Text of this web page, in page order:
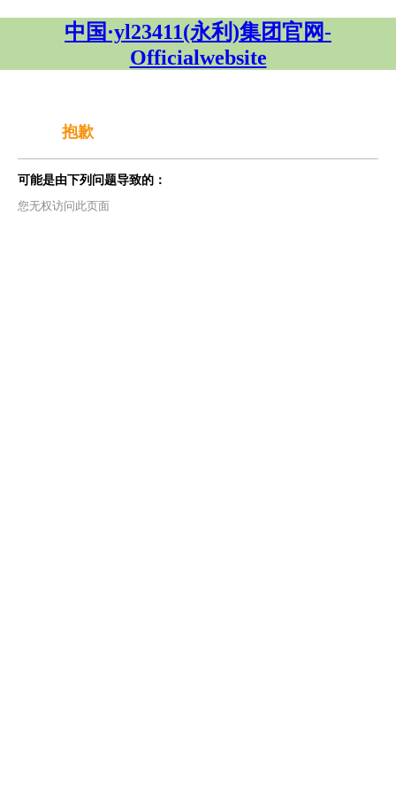
中国·yl23411(永利)集团官网-
Officialwebsite
抱歉
可能是由下列问题导致的：
您无权访问此页面